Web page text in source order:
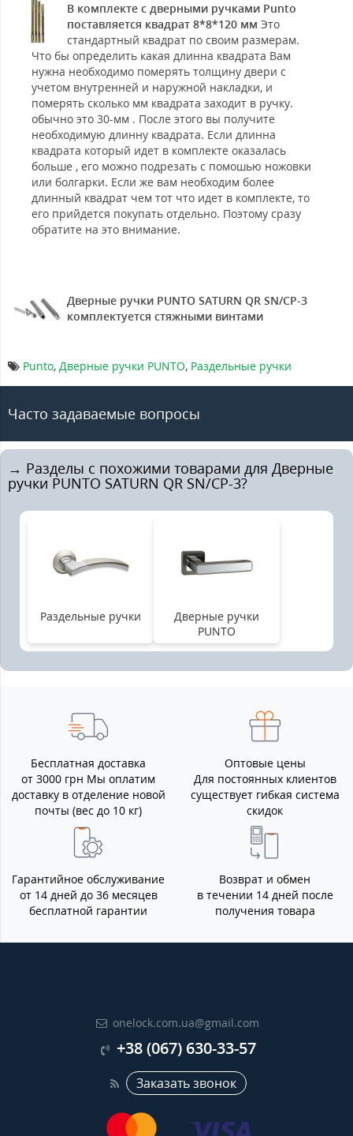
В комплекте с дверными ручками Punto
поставляется квадрат 8*8*120 мм Это
стандартный квадрат по своим размерам.
Что бы определить какая длинна квадрата Вам
нужна необходимо померять толщину двери с
учетом внутренней и наружной накладки, и
померять сколько мм квадрата заходит в ручку.
обычно это 30-мм . После этого вы получите
необходимую длинну квадрата. Если длинна
квадрата который идет в комплекте оказалась
больше , его можно подрезать с помошью ножовки
или болгарки. Если же вам необходим более
длинный квадрат чем тот что идет в комплекте, то
его прийдется покупать отдельно. Поэтому сразу
обратите на это внимание.
Дверные ручки PUNTO SATURN QR SN/CP-3
комплектуется стяжными винтами
Punto, Дверные ручки PUNTO, Раздельные ручки
Часто задаваемые вопросы
→ Разделы с похожими товарами для Дверные
ручки PUNTO SATURN QR SN/CP-3?
Раздельные ручки
Дверные ручки
PUNTO
Бесплатная доставка
от 3000 грн Мы оплатим
доставку в отделение новой
почты (вес до 10 кг)
Оптовые цены
Для постоянных клиентов
существует гибкая система
скидок
Гарантийное обслуживание
от 14 дней до 36 месяцев
бесплатной гарантии
Возврат и обмен
в течении 14 дней после
получения товара
onelock.com.ua@gmail.com
+38 (067) 630-33-57
Заказать звонок